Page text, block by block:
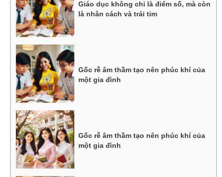
Giáo dục không chỉ là điểm số, mà còn
là nhân cách và trái tim
Gốc rễ âm thầm tạo nên phúc khí của
một gia đình
Gốc rễ âm thầm tạo nên phúc khí của
một gia đình